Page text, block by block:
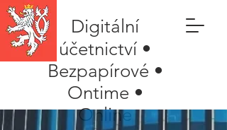
Digitální
účetnictví •
Bezpapírové •
Ontime •
Online